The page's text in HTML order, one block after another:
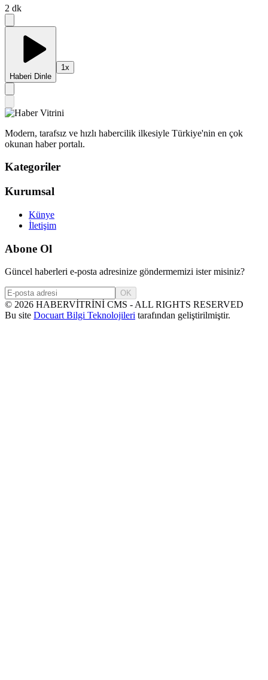
2 dk
Haberi Dinle
1x
Modern, tarafsız ve hızlı habercilik ilkesiyle Türkiye'nin en çok
okunan haber portalı.
Kategoriler
Kurumsal
Künye
İletişim
Abone Ol
Güncel haberleri e-posta adresinize göndermemizi ister misiniz?
OK
© 2026 HABERVİTRİNİ CMS - ALL RIGHTS RESERVED
Bu site Docuart Bilgi Teknolojileri tarafından geliştirilmiştir.